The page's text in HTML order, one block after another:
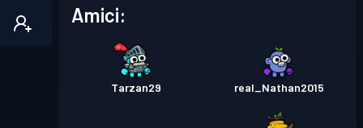
Amici:
Tarzan29 real_Nathan2015